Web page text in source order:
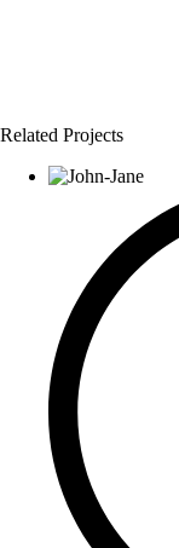
Related Projects